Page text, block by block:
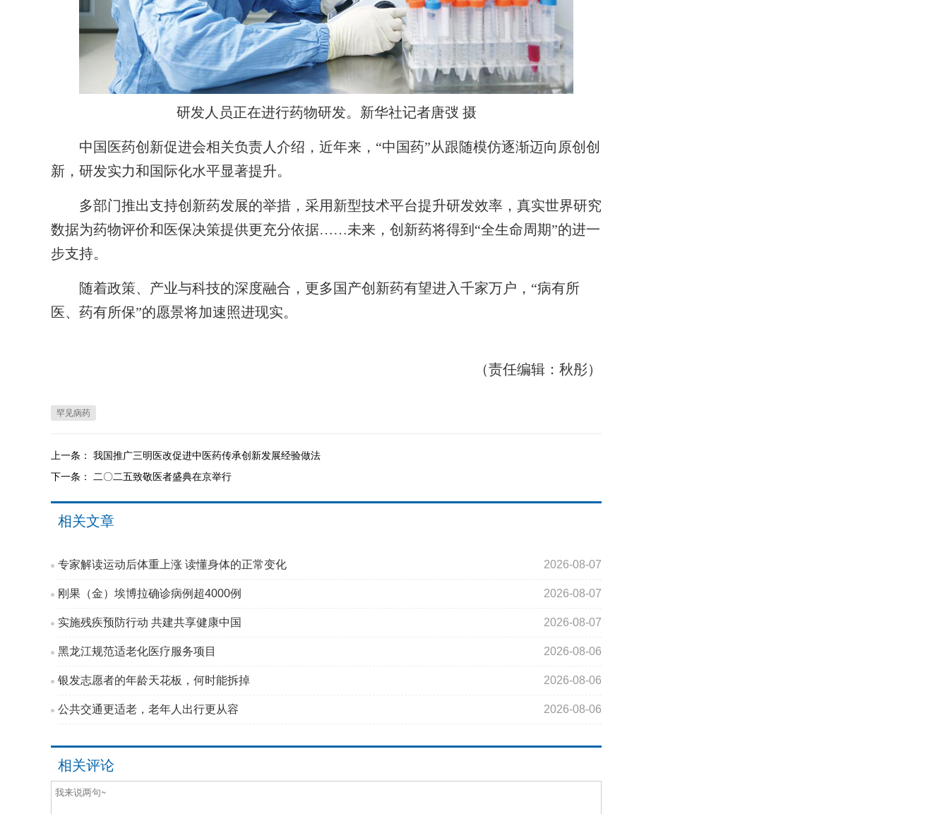
研发人员正在进行药物研发。新华社记者唐弢 摄
中国医药创新促进会相关负责人介绍，近年来，“中国药”从跟随模仿逐渐迈向原创创
新，研发实力和国际化水平显著提升。
多部门推出支持创新药发展的举措，采用新型技术平台提升研发效率，真实世界研究
数据为药物评价和医保决策提供更充分依据……未来，创新药将得到“全生命周期”的进一
步支持。
随着政策、产业与科技的深度融合，更多国产创新药有望进入千家万户，“病有所
医、药有所保”的愿景将加速照进现实。
（责任编辑：秋彤）
罕见病药
上一条： 我国推广三明医改促进中医药传承创新发展经验做法
下一条：
二〇二五致敬医者盛典在京举行
相关文章
专家解读运动后体重上涨 读懂身体的正常变化 2026-08-07
刚果（金）埃博拉确诊病例超4000例 2026-08-07
实施残疾预防行动 共建共享健康中国 2026-08-07
黑龙江规范适老化医疗服务项目 2026-08-06
银发志愿者的年龄天花板，何时能拆掉 2026-08-06
公共交通更适老，老年人出行更从容 2026-08-06
相关评论